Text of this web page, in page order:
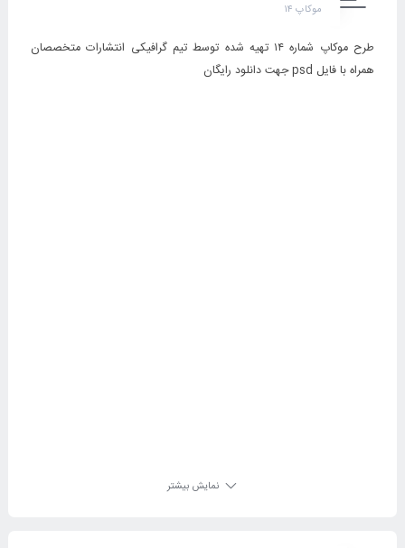
موکاپ ۱۴
طرح موکاپ شماره ۱۴ تهیه شده توسط تیم گرافیکی انتشارات متخصصان
همراه با فایل psd جهت دانلود رایگان
نمایش بیشتر